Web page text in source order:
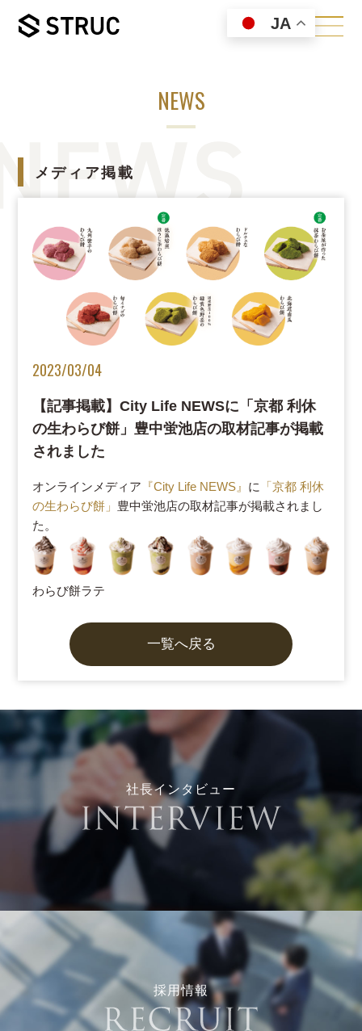
JA
NEWS
メディア掲載
2023/03/04
【記事掲載】City Life NEWSに「京都 利休
の生わらび餅」豊中蛍池店の取材記事が掲載
されました
オンラインメディア 『City Life NEWS』 に
「京都 利休
の生わらび餅」 豊中蛍池店の取材記事が掲載されまし
た。
わらび餅ラテ
一覧へ戻る
社長インタビュー
採用情報